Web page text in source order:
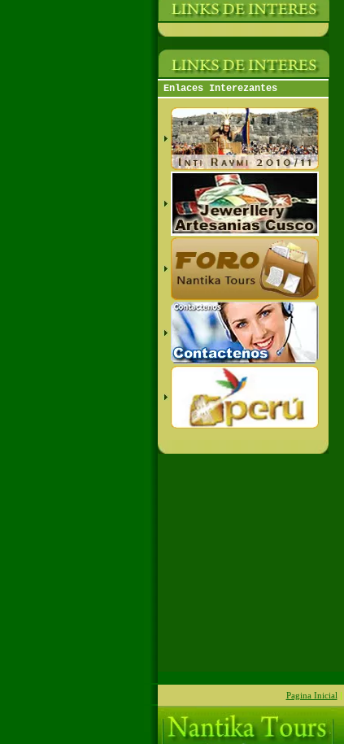
Enlaces Interezantes
Pagina Inicial |